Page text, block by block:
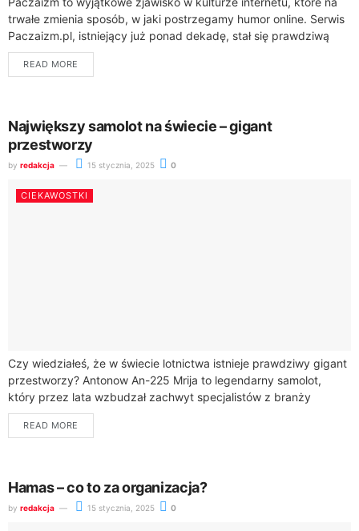
trwałe zmienia sposób, w jaki postrzegamy humor online. Serwis
Paczaizm.pl, istniejący już ponad dekadę, stał się prawdziwą
skarbnicą memów, gromadząc blisko...
READ MORE
Największy samolot na świecie – gigant
przestworzy
by redakcja 15 stycznia, 2025 0
CIEKAWOSTKI
Czy wiedziałeś, że w świecie lotnictwa istnieje prawdziwy gigant
przestworzy? Antonow An-225 Mrija to legendarny samolot,
który przez lata wzbudzał zachwyt specjalistów z branży
lotniczej. Ten niezwykły statek powietrzny został...
READ MORE
Hamas – co to za organizacja?
by redakcja 15 stycznia, 2025 0